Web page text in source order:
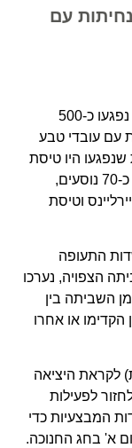
המראות עם 8,500 נוסעים ו-24 נחיתות עם
בגלל הערכות מוקדמת של חברות התעופה נפגעו כ-500
עם עובדי טבע
שנפגעו היו טיסת
איירופלוט למוסקבה שבה היו אמורים לטוס כ-70 נוסעים,
וטיסת
התעופה
הצפויה, נערכו
השביתה בין
מועד. הן הקדימו או אחרו
לקראת היציאה
נתב"ג לחזור לפעילות
המבצעיות כדי
א' בחג החנוכה.